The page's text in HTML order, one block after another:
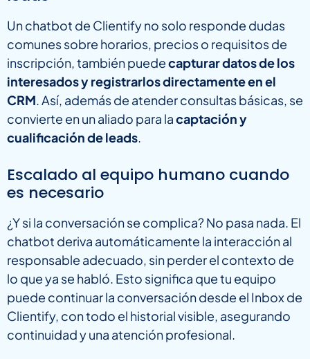
Un chatbot de Clientify no solo responde dudas
comunes sobre horarios, precios o requisitos de
inscripción, también puedecapturar datos de los
interesados y registrarlos directamente en el
CRM. Así, además de atender consultas básicas, se
convierte en un aliado para lacaptación y
cualificación de leads.
Escalado al equipo humano cuando
es necesario
¿Y si la conversación se complica? No pasa nada. El
chatbot deriva automáticamente la interacción al
responsable adecuado, sin perder el contexto de
lo que ya se habló. Esto significa que tu equipo
puede continuar la conversación desde el Inbox de
Clientify, con todo el historial visible, asegurando
continuidad y una atención profesional.